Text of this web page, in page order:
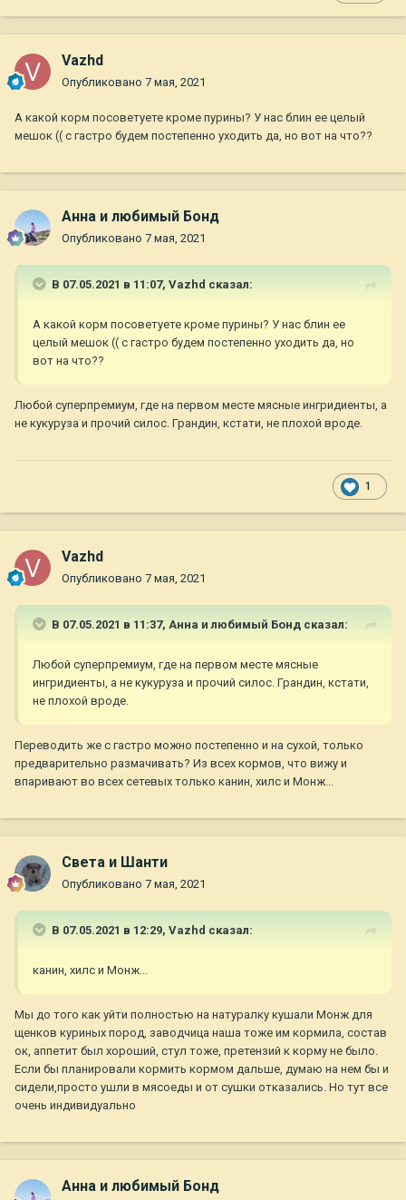
Vazhd
Опубликовано 7 мая, 2021
А какой корм посоветуете кроме пурины? У нас блин ее целый
мешок (( с гастро будем постепенно уходить да, но вот на что??
Анна и любимый Бонд
Опубликовано 7 мая, 2021
В 07.05.2021 в 11:07, Vazhd сказал:
А какой корм посоветуете кроме пурины? У нас блин ее
целый мешок (( с гастро будем постепенно уходить да, но
вот на что??
Любой суперпремиум, где на первом месте мясные ингридиенты, а
не кукуруза и прочий силос. Грандин, кстати, не плохой вроде.
1
Vazhd
Опубликовано 7 мая, 2021
В 07.05.2021 в 11:37, Анна и любимый Бонд сказал:
Любой суперпремиум, где на первом месте мясные
ингридиенты, а не кукуруза и прочий силос. Грандин, кстати,
не плохой вроде.
Переводить же с гастро можно постепенно и на сухой, только
предварительно размачивать? Из всех кормов, что вижу и
впаривают во всех сетевых только канин, хилс и Монж...
Света и Шанти
Опубликовано 7 мая, 2021
В 07.05.2021 в 12:29, Vazhd сказал:
канин, хилс и Монж...
Мы до того как уйти полностью на натуралку кушали Монж для
щенков куриных пород, заводчица наша тоже им кормила, состав
ок, аппетит был хороший, стул тоже, претензий к корму не было.
Если бы планировали кормить кормом дальше, думаю на нем бы и
сидели,просто ушли в мясоеды и от сушки отказались. Но тут все
очень индивидуально
Анна и любимый Бонд